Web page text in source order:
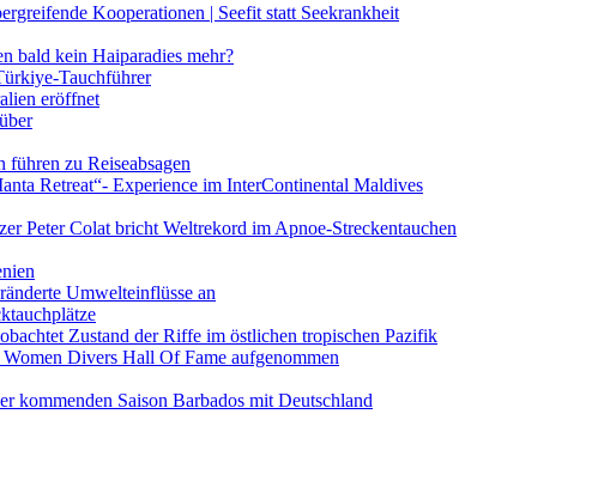
Kooperationen | Seefit statt Seekrankheit
bald kein Haiparadies mehr?
Tauchführer
eröffnet
zu Reiseabsagen
Retreat“- Experience im InterContinental Maldives
Peter Colat bricht Weltrekord im Apnoe-Streckentauchen
Umwelteinflüsse an
Zustand der Riffe im östlichen tropischen Pazifik
Divers Hall Of Fame aufgenommen
kommenden Saison Barbados mit Deutschland